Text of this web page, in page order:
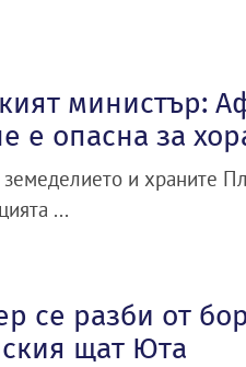
министър:
е опасна за
и храните
...
се разби от
щат Юта